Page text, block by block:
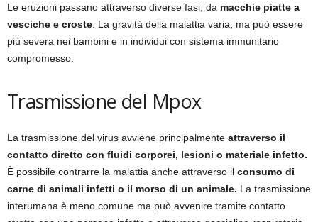
Le eruzioni passano attraverso diverse fasi, da macchie piatte a
vesciche e croste . La gravità della malattia varia, ma può essere
più severa nei bambini e in individui con sistema immunitario
compromesso.
Trasmissione del Mpox
La trasmissione del virus avviene principalmente attraverso il
contatto diretto con fluidi corporei, lesioni o materiale infetto.
È possibile contrarre la malattia anche attraverso il consumo di
carne di animali infetti o il morso di un animale. La trasmissione
interumana è meno comune ma può avvenire tramite contatto